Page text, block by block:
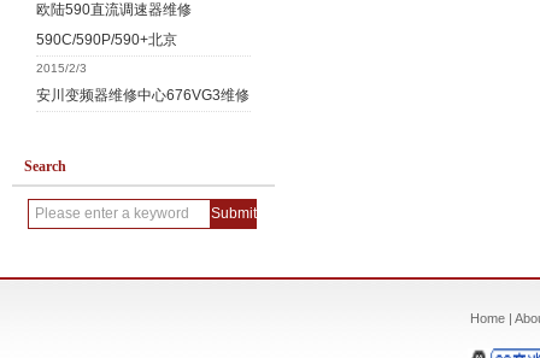
欧陆590直流调速器维修
590C/590P/590+北京
2015/2/3
安川变频器维修中心676VG3维修
Search
Home |